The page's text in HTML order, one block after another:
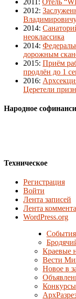
2011 : Отель
2012:
2014:
неоклассика
2014:
дорожным
2015: Приём
продлён до 1
2016:
Церетели
Народное
Техническое
Регистрация
Войти
Лента записей
Лента
WordPress.org
События
Краевые
Вести
Новое в
Конкурсы